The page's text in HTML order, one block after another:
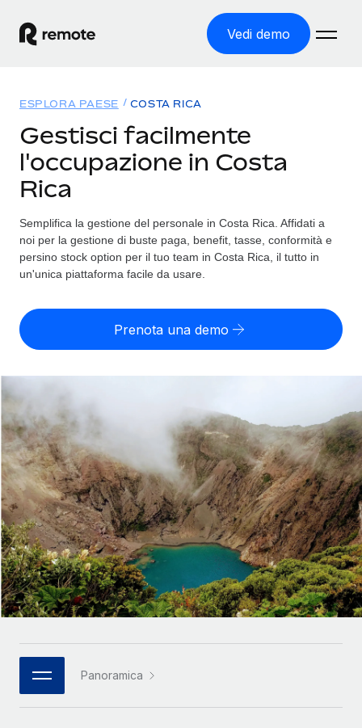
Vedi demo
ASSUMI NEL MONDO
Global Payroll
Employer of Record
Espanditi con zero costi di entità locale
Affidati agli esperti per la gestione HR e la
compliance globale
Soluzioni
Ricerca paesi
Trova i servizi di supporto all’impiego per ogni Paese
Confronta Remote
flessibile
CASE STUDIES
Tariffe
Italiano
English
Nederlands
Français
Deutsch
Español
Italiano
Português (Portugal)
日本語
Login
ESPLORA PAESE COSTA RICA
Gestisci facilmente
l'occupazione in Costa
Rica
Semplifica la gestione del personale in Costa Rica. Affidati a
noi per la gestione di buste paga, benefit, tasse, conformità e
persino stock option per il tuo team in Costa Rica, il tutto in
un'unica piattaforma facile da usare.
Prenota una demo
Panoramica